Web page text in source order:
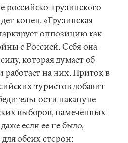
российско-грузинского
конец. «Грузинская
оппозицию как
с Россией. Себя она
которая думает об
работает на них. Приток в
туристов добавит
накануне
выборов, намеченных
если ее не было,
обеих сторон: